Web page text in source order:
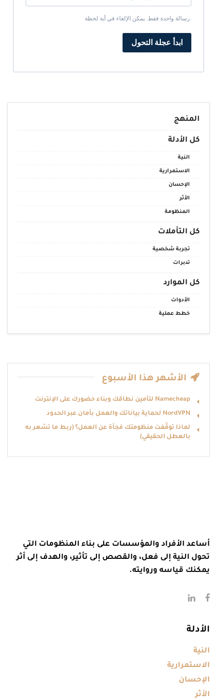
رسالة واحدة فقط. يمكن الإلغاء في أية لحظة.
ابدأ عجلة التحول
المنهج
كل الأدلة
النية
الاستمرارية
الإحسان
الأثر
المنظومة
كل التأملات
تجربة شخصية
تدبرات
كل الموارد
الأدوات
خطط عملية
الأشهر هذا الأسبوع
Namecheap لتأمين نطاقك وبناء حضورك على الإنترنت
NordVPN لحماية بياناتك والعمل بأمان عبر الحدود
لماذا توقّفت منظومتك فجأة عن العمل؟ (ربط ما تشعر به
بالعطل الحقيقي)
أساعد الأفراد والمؤسسات على بناء المنظومات التي
تحول النية إلى فعل، والقصص إلى تأثير، والهدف إلى أثر
يمكنك قياسه وروايته.
الأدلة
النية
الاستمرارية
الإحسان
الأثر